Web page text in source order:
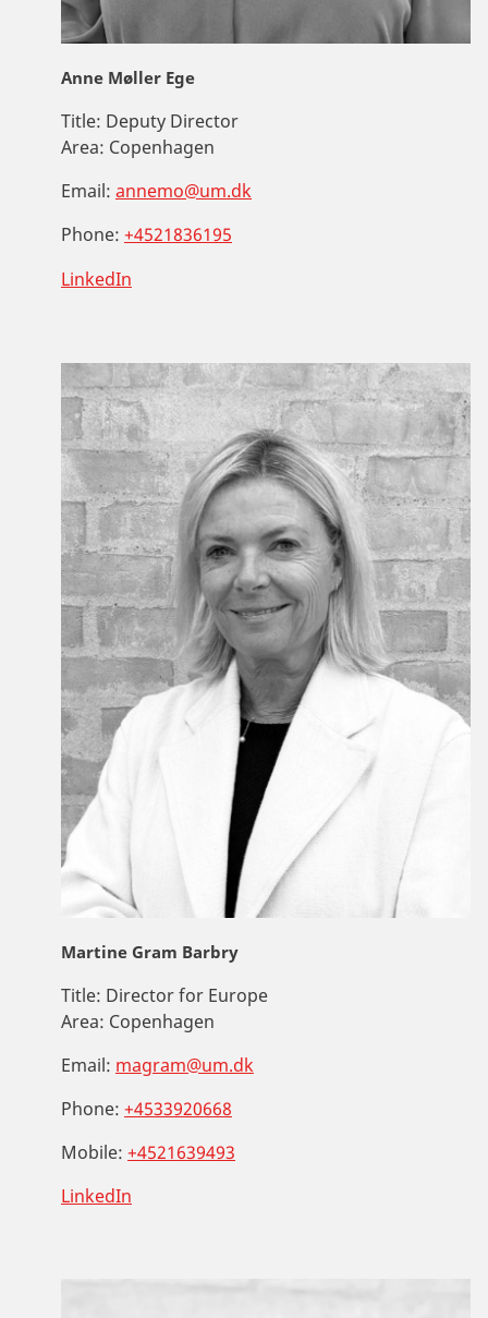
Anne Møller Ege
Title: Deputy Director
Area: Copenhagen
Email: annemo@um.dk
Phone: +4521836195
LinkedIn
Martine Gram Barbry
Title: Director for Europe
Area: Copenhagen
Email: magram@um.dk
Phone: +4533920668
Mobile: +4521639493
LinkedIn